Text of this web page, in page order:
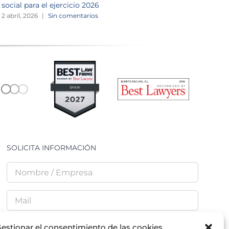
social para el ejercicio 2026
2 abril, 2026 | Sin comentarios
SOLICITA INFORMACIÓN